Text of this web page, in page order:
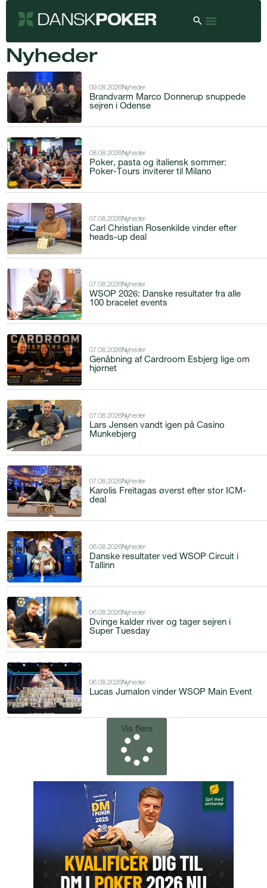
Nyheder
09.08.2026Nyheder
Brandvarm Marco Donnerup snuppede
sejren i Odense
08.08.2026Nyheder
Poker, pasta og italiensk sommer:
Poker-Tours inviterer til Milano
07.08.2026Nyheder
Carl Christian Rosenkilde vinder efter
heads-up deal
07.08.2026Nyheder
WSOP 2026: Danske resultater fra alle
100 bracelet events
07.08.2026Nyheder
Genåbning af Cardroom Esbjerg lige om
hjørnet
07.08.2026Nyheder
Lars Jensen vandt igen på Casino
Munkebjerg
07.08.2026Nyheder
Karolis Freitagas øverst efter stor ICM-
deal
06.08.2026Nyheder
Danske resultater ved WSOP Circuit i
Tallinn
06.08.2026Nyheder
Dvinge kalder river og tager sejren i
Super Tuesday
06.08.2026Nyheder
Lucas Jumalon vinder WSOP Main Event
Vis flere